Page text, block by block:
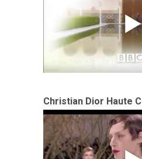
Christian Dior Haute